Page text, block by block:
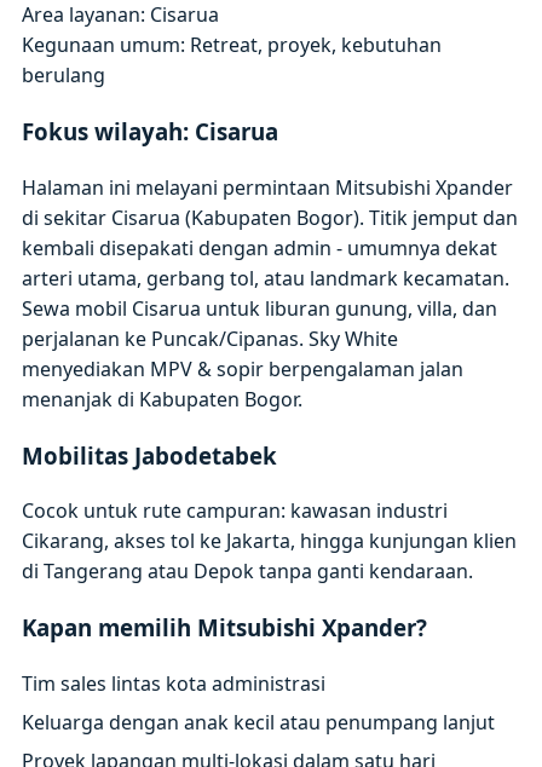
Area layanan: Cisarua
Kegunaan umum: Retreat, proyek, kebutuhan
berulang
Fokus wilayah: Cisarua
Halaman ini melayani permintaan Mitsubishi Xpander
di sekitar Cisarua (Kabupaten Bogor). Titik jemput dan
kembali disepakati dengan admin - umumnya dekat
arteri utama, gerbang tol, atau landmark kecamatan.
Sewa mobil Cisarua untuk liburan gunung, villa, dan
perjalanan ke Puncak/Cipanas. Sky White
menyediakan MPV & sopir berpengalaman jalan
menanjak di Kabupaten Bogor.
Mobilitas Jabodetabek
Cocok untuk rute campuran: kawasan industri
Cikarang, akses tol ke Jakarta, hingga kunjungan klien
di Tangerang atau Depok tanpa ganti kendaraan.
Kapan memilih Mitsubishi Xpander?
Tim sales lintas kota administrasi
Keluarga dengan anak kecil atau penumpang lanjut
Proyek lapangan multi-lokasi dalam satu hari